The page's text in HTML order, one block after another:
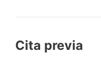
Cita previa